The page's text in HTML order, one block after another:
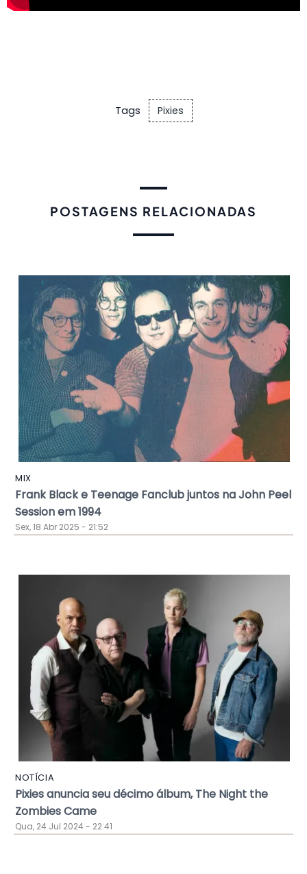
Tags Pixies
POSTAGENS RELACIONADAS
MIX
Frank Black e Teenage Fanclub juntos na John Peel
Session em 1994
Sex, 18 Abr 2025 - 21:52
NOTÍCIA
Pixies anuncia seu décimo álbum, The Night the
Zombies Came
Qua, 24 Jul 2024 - 22:41